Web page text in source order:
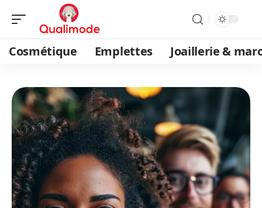
Cosmétique Emplettes Joaillerie &